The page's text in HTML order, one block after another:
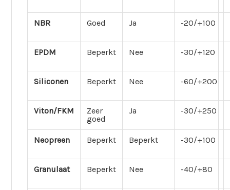
NBR Goed Ja -20/+100
EPDM Beperkt Nee -30/+120
Siliconen Beperkt Nee -60/+200
Viton/FKM
Zeer
goed
Ja -30/+250
Neopreen Beperkt Beperkt -30/+100
Granulaat Beperkt Nee -40/+80